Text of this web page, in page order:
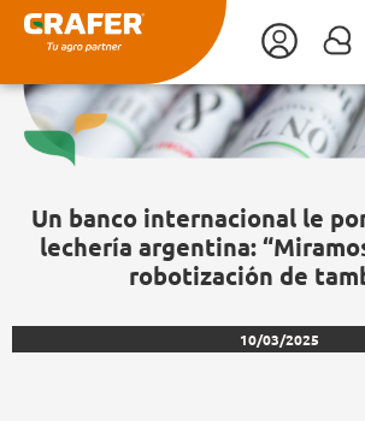
contenido
Un banco internacional le
lechería argentina:
robotización de
10/03/2025